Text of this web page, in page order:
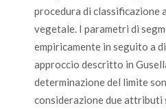
procedura di classificazione
vegetale. I parametri di
empiricamente in seguito a
approccio descritto in
determinazione del limite
considerazione due attributi